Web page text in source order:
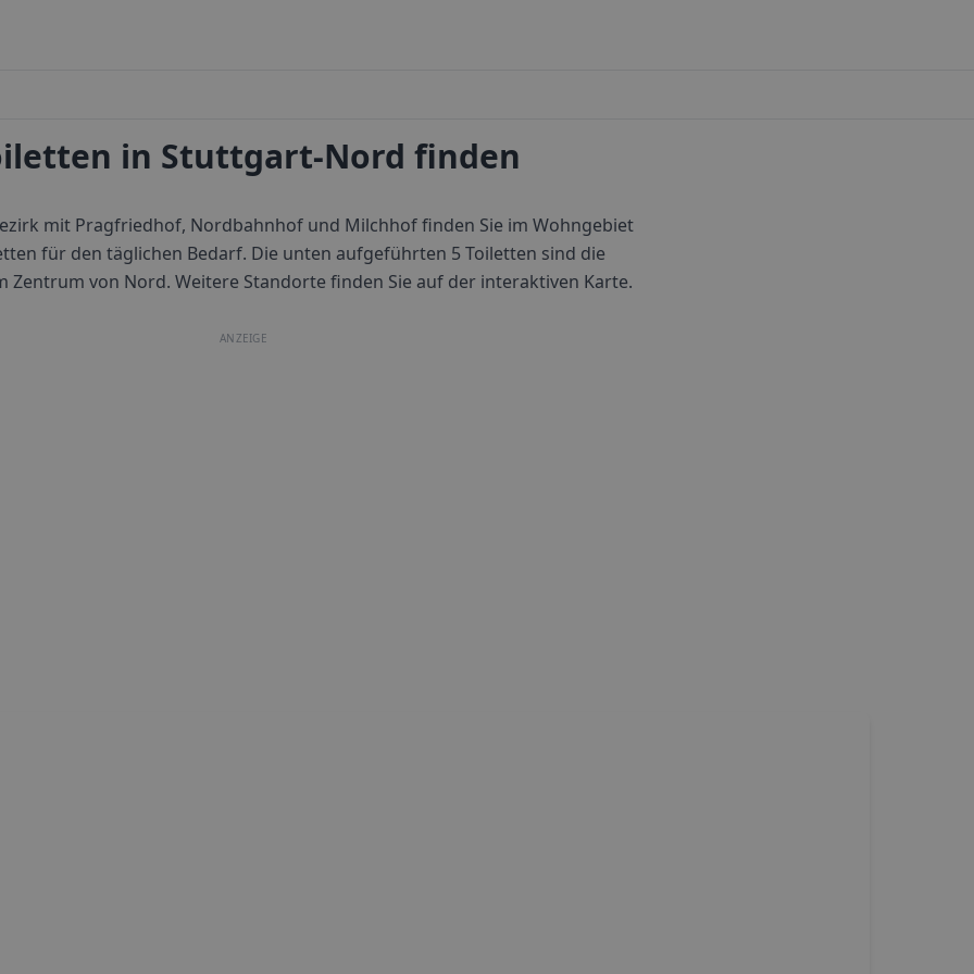
in Stuttgart-Nord finden
mit Pragfriedhof, Nordbahnhof und Milchhof finden Sie im Wohngebiet
für den täglichen Bedarf. Die unten aufgeführten 5 Toiletten sind die
Zentrum von Nord. Weitere Standorte finden Sie auf der interaktiven Karte.
ANZEIGE